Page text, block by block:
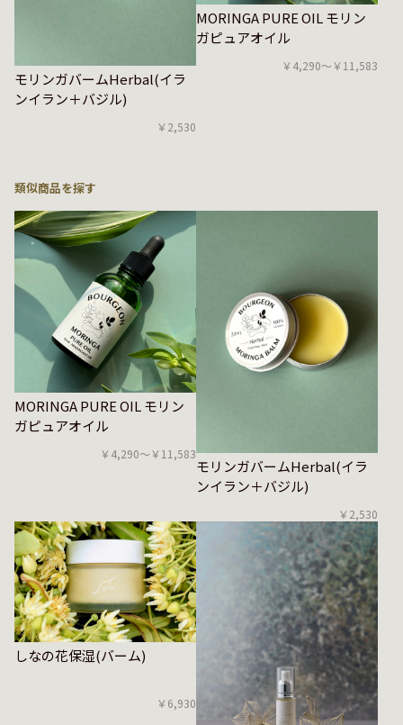
モリンガバームHerbal(イラ
ンイラン＋バジル)
￥2,530
MORINGA PURE OIL モリン
ガピュアオイル
￥4,290〜￥11,583
類似商品を探す
MORINGA PURE OIL モリン
ガピュアオイル
￥4,290〜￥11,583
モリンガバームHerbal(イラ
ンイラン＋バジル)
￥2,530
しなの花保湿(バーム)
￥6,930